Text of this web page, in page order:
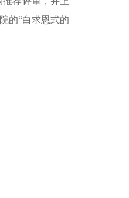
的“白求恩式的